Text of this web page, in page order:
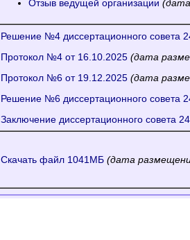
Отзыв ведущей организации
Решение №4 диссертационного совета
Протокол №4 от 16.10.2025 (дата
Протокол №6 от 19.12.2025 (дата
Решение №6 диссертационного совета
Заключение диссертационного совета
Скачать файл 1041МБ (дата